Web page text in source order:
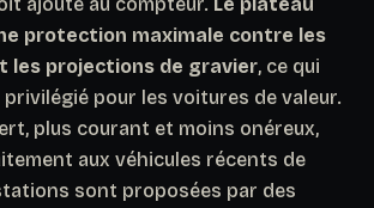
protection maximale contre les
les projections de gravier, ce qui
pour les voitures de valeur.
plus courant et moins onéreux,
aux véhicules récents de
sont proposées par des